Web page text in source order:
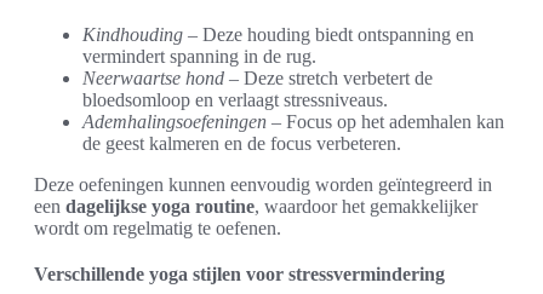
Kindhouding – Deze houding biedt ontspanning en
vermindert spanning in de rug.
Neerwaartse hond – Deze stretch verbetert de
bloedsomloop en verlaagt stressniveaus.
Ademhalingsoefeningen – Focus op het ademhalen kan
de geest kalmeren en de focus verbeteren.
Deze oefeningen kunnen eenvoudig worden geïntegreerd in
een dagelijkse yoga routine, waardoor het gemakkelijker
wordt om regelmatig te oefenen.
Verschillende yoga stijlen voor stressvermindering